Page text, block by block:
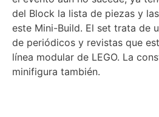
del Block la lista de piezas y
este Mini-Build. El set trata de
de periódicos y revistas que
línea modular de LEGO. La
minifigura también.